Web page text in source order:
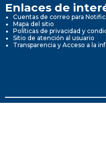
Enlaces de
Cuentas de correo para
Mapa del sitio
Políticas de privacidad y
Sitio de atención al usuario
Transparencia y Acceso a la